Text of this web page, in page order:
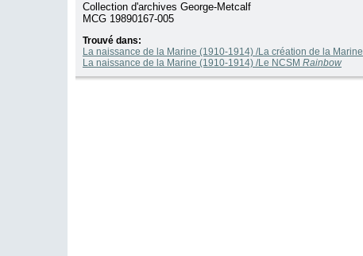
Collection d'archives George-Metcalf
MCG 19890167-005
Trouvé dans:
La naissance de la Marine (1910-1914) /La création de la Marine
La naissance de la Marine (1910-1914) /Le NCSM Rainbow